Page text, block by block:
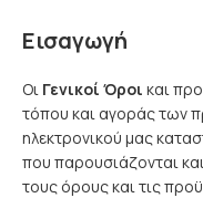
Εισαγωγή
Οι Γενικοί Όροι και
τόπου και αγοράς των
ηλεκτρονικού μας
που παρουσιάζονται
τους όρους και τις